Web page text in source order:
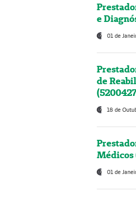
e
01 de
de
18 de
Médicos
01 de